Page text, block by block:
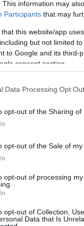
This information may
Participants that may
that this website/app
but not limited
to Google and its third-
consent section.
Data Processing Opt
opt-out of the Sharing of
opt-out of the Sale of my
opt-out of processing
opt-out of Collection,
Data that Is
és Thomas
az NDK-
jószerivel üres
bal oldalon
megismétlődik, s
a műesküvő
okiratot gurít
tetőzi be
horizont elé,
Az erdő és az